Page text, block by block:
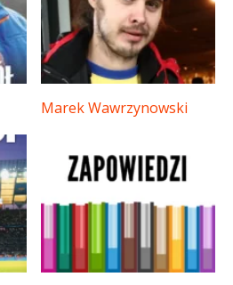
Marek Wawrzynowski